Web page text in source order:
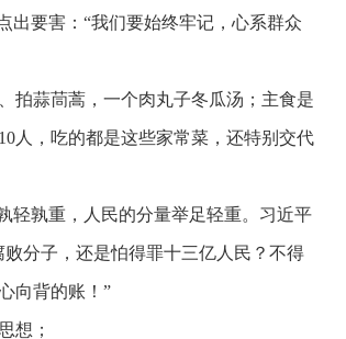
出要害：“我们要始终牢记，心系群众
拍蒜茼蒿，一个肉丸子冬瓜汤；主食是
10人，吃的都是这些家常菜，还特别交代
轻孰重，人民的分量举足轻重。习近平
分子，还是怕得罪十三亿人民？不得
向背的账！”
想；